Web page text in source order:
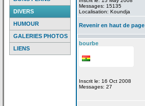
DIVERS
HUMOUR
GALERIES PHOTOS
LIENS
Messages: 15135
Localisation: Koundja
Revenir en haut de page
bourbe
Inscrit le: 16 Oct 2008
Messages: 27